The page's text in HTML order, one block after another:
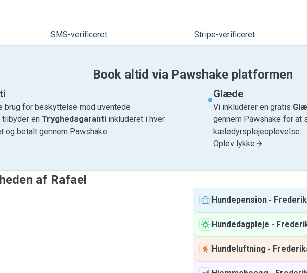
SMS-verificeret Stripe-verificeret
Book altid via Pawshake platformen
brug for beskyttelse mod uventede
tilbyder en Tryghedsgaranti inkluderet i hver
og betalt gennem Pawshake.
Glæde
Vi inkluderer en gratis
gennem Pawshake for at
kæledyrsplejeoplevelse.
Oplev lykke
af ​​Rafael
Hundepension -
Hundedagpleje -
Hundeluftning -